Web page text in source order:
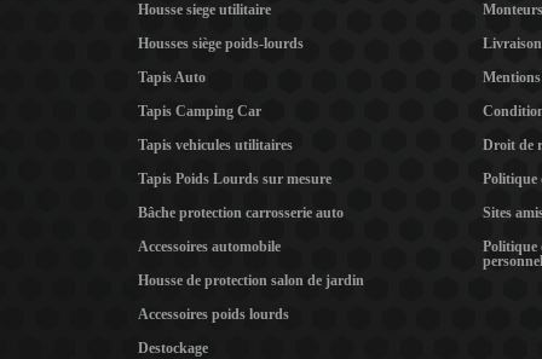
Housse siege utilitaire
Housses siège poids-lourds
Tapis Auto
Tapis Camping Car
Tapis vehicules utilitaires
Tapis Poids Lourds sur mesure
Bâche protection carrosserie auto
Accessoires automobile
Housse de protection salon de jardin
Accessoires poids lourds
Destockage
Monteurs
Livraison
Mentions
Droit de
Politique
Sites
Politique